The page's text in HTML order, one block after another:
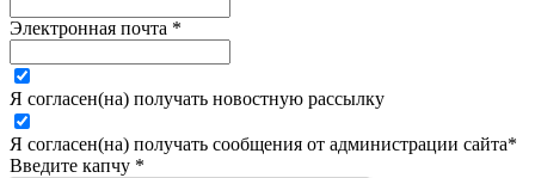
Электронная почта *
Я согласен(на) получать новостную рассылку
Я согласен(на) получать сообщения от администрации сайта*
Введите капчу *